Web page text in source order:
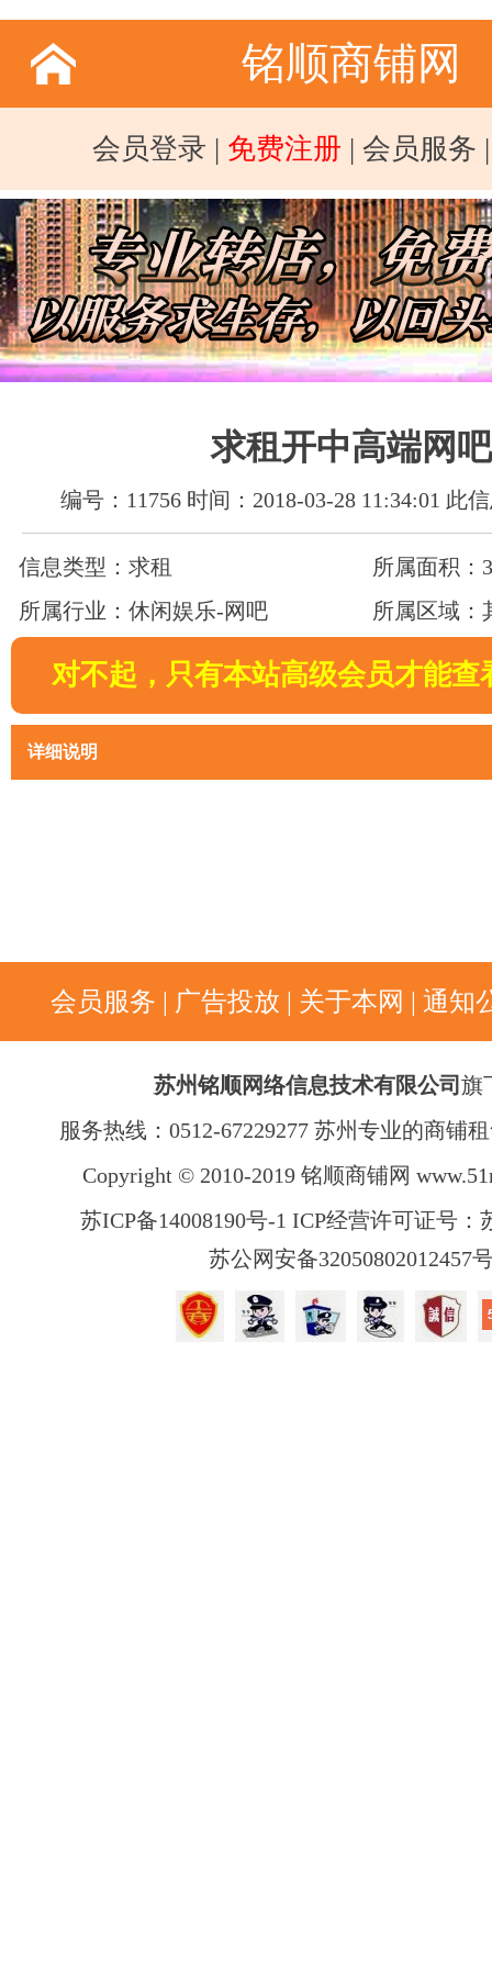
铭顺商铺网
会员登录 | 免费注册 | 会员服务
求租开中高端网吧
编号：11756 时间：2018-03-28 11:34:01 此
信息类型：求租
所属面积：
所属行业：休闲娱乐-网吧
所属区域：
对不起，只有本站高级会员才能查
详细说明
会员服务 | 广告投放 | 关于本网 | 通知
苏州铭顺网络信息技术有限公司 旗
服务热线：0512-67229277 苏州专业的商铺
Copyright © 2010-2019 铭顺商铺网
苏ICP备14008190号-1 ICP经营许可证号：
苏公网安备32050802012457